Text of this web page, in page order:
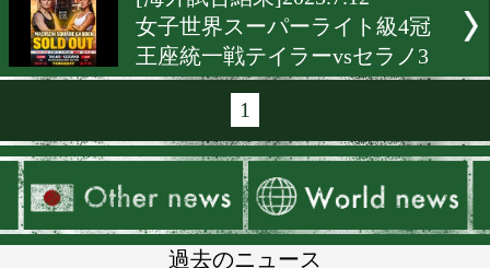
ヘビー級4団体統一戦!ウシ
デュボアⅡ
[海外試合結果]2025.7.13
WBCライト級戦スティー
ンvsセペダ in RINGⅢ
[海外試合結果]2025.7.13